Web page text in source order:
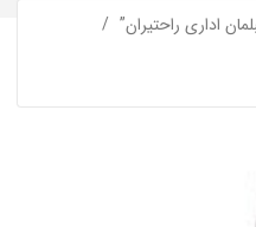
اداری راحتیران”